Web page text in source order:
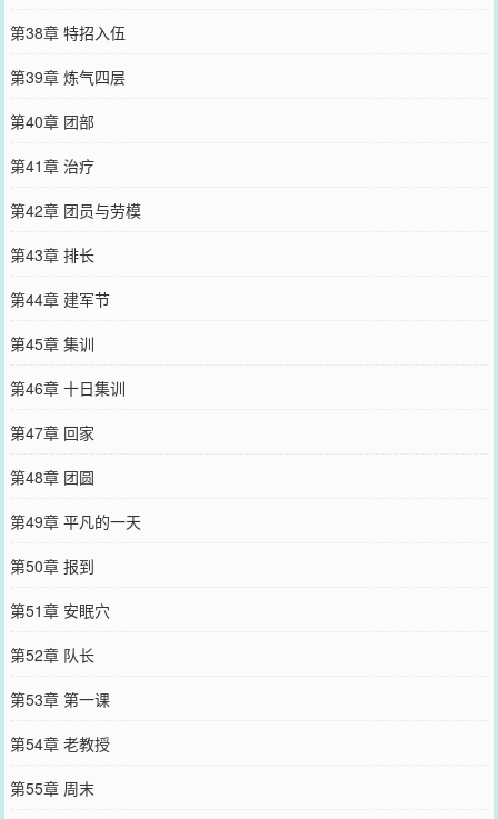
第38章 特招入伍
第39章 炼气四层
第40章 团部
第41章 治疗
第42章 团员与劳模
第43章 排长
第44章 建军节
第45章 集训
第46章 十日集训
第47章 回家
第48章 团圆
第49章 平凡的一天
第50章 报到
第51章 安眠穴
第52章 队长
第53章 第一课
第54章 老教授
第55章 周末